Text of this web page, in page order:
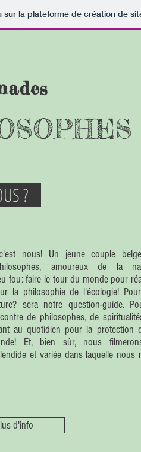
sur la plateforme de création de
nous! Un jeune couple
amoureux de la
fou: faire le tour du monde pour
la philosophie de l'écologie!
sera notre question-guide.
de philosophes, de
au quotidien pour la protection
Et, bien sûr, nous
et variée dans laquelle nous
?
d'info